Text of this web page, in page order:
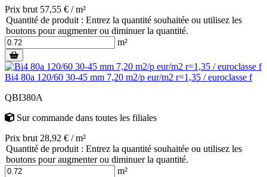
Prix brut 57,55 € / m²
Quantité de produit : Entrez la quantité souhaitée ou utilisez les
boutons pour augmenter ou diminuer la quantité.
m²
Bi4 80a 120/60 30-45 mm 7,20 m2/p eur/m2 r=1,35 / euroclasse f
QBI380A
Sur commande dans toutes les filiales
Prix brut 28,92 € / m²
Quantité de produit : Entrez la quantité souhaitée ou utilisez les
boutons pour augmenter ou diminuer la quantité.
m²